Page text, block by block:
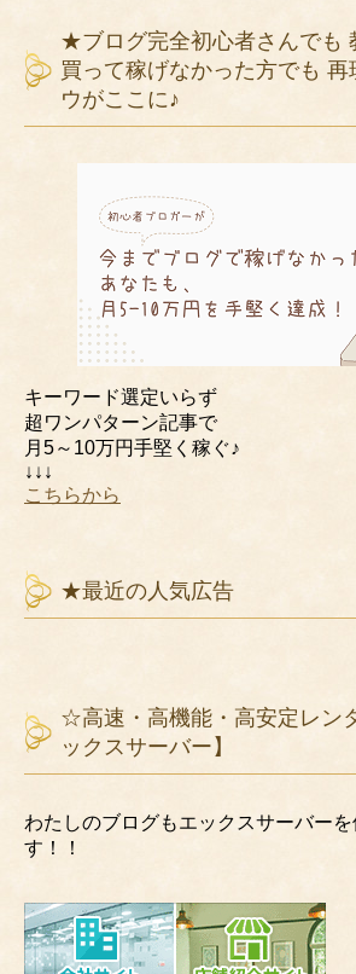
★ブログ完全初心者さんでも
買って稼げなかった方でも 再
ウがここに♪
キーワード選定いらず
超ワンパターン記事で
月5～10万円手堅く稼ぐ♪
↓↓↓
こちらから
★最近の人気広告
☆高速・高機能・高安定レン
ックスサーバー】
わたしのブログもエックスサーバーを
す！！